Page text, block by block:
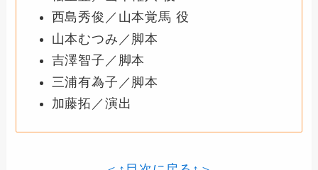
西島秀俊／山本覚馬 役
山本むつみ／脚本
吉澤智子／脚本
三浦有為子／脚本
加藤拓／演出